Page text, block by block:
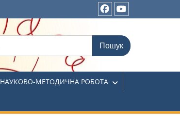
НАУКОВО-МЕТОДИЧНА РОБОТА